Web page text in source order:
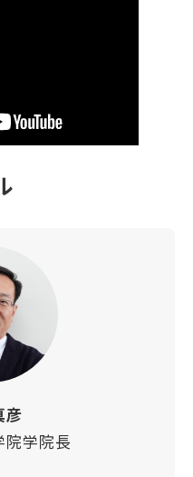
彦
院学院長